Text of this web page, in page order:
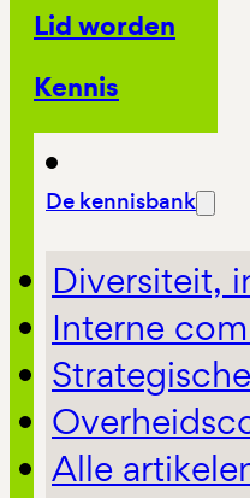
Lid worden
Kennis
De kennisbank
Diversiteit,
Interne
Alle